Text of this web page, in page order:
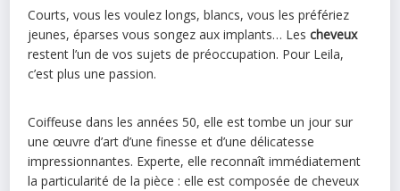
Courts, vous les voulez longs, blancs, vous les préfériez
jeunes, éparses vous songez aux implants… Lescheveux
restent l’un de vos sujets de préoccupation. Pour Leila,
c’est plus une passion.
Coiffeuse dans les années 50, elle est tombe un jour sur
une œuvre d’art d’une finesse et d’une délicatesse
impressionnantes. Experte, elle reconnaît immédiatement
la particularité de la pièce : elle est composée de cheveux